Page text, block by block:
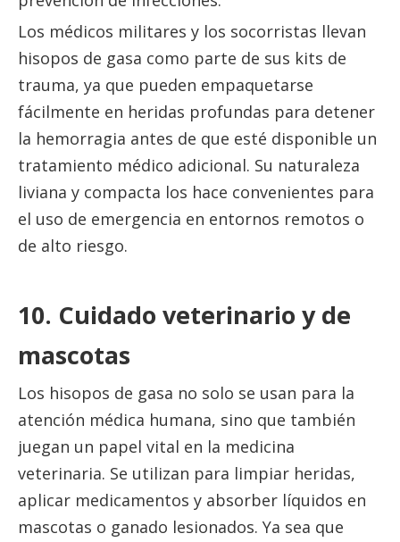
Los médicos militares y los socorristas llevan
hisopos de gasa como parte de sus kits de
trauma, ya que pueden empaquetarse
fácilmente en heridas profundas para detener
la hemorragia antes de que esté disponible un
tratamiento médico adicional. Su naturaleza
liviana y compacta los hace convenientes para
el uso de emergencia en entornos remotos o
de alto riesgo.
10. Cuidado veterinario y de
mascotas
Los hisopos de gasa no solo se usan para la
atención médica humana, sino que también
juegan un papel vital en la medicina
veterinaria. Se utilizan para limpiar heridas,
aplicar medicamentos y absorber líquidos en
mascotas o ganado lesionados. Ya sea que